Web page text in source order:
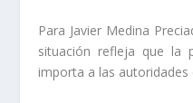
Para Javier Medina
situación refleja que la
importa a las autoridades